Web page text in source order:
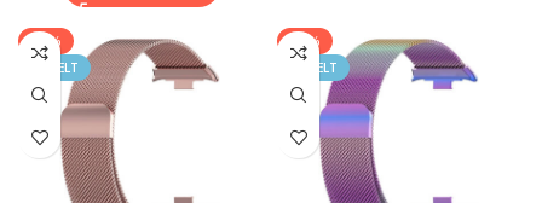
-17%
KIEMELT
-17%
KIEMELT